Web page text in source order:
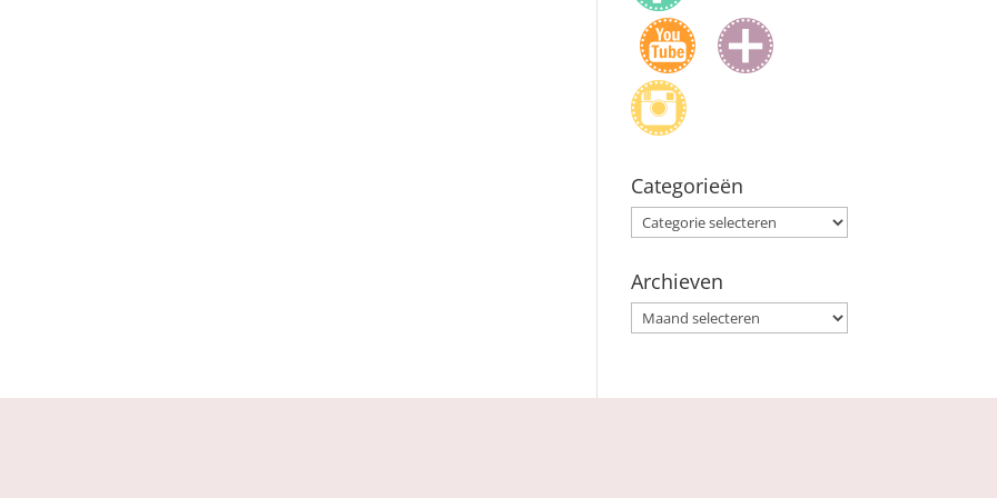
Categorieën
Categorieën
Archieven
Archieven